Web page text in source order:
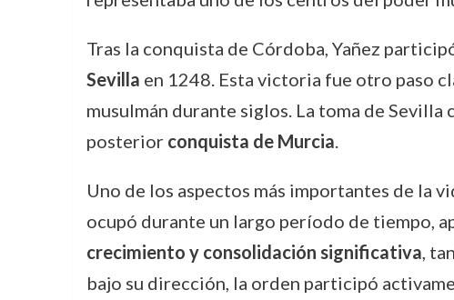
Tras la conquista de Córdoba, Yañez
Sevilla en 1248. Esta victoria fue otro paso
musulmán durante siglos. La toma de
posterior conquista de Murcia.
Uno de los aspectos más importantes de la
ocupó durante un largo período de tiempo,
crecimiento y consolidación significativa,
bajo su dirección, la orden participó